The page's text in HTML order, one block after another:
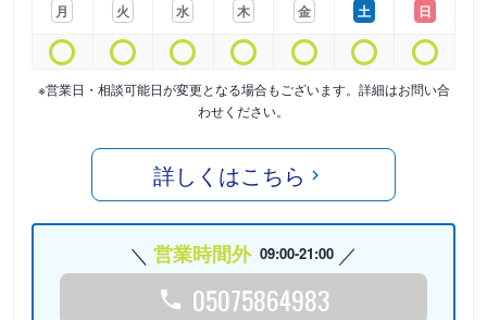
月
火
水
木
金
土
日
※営業日・相談可能日が変更となる場合もございます。詳細はお問い合
わせください。
詳しくはこちら
営業時間外 09:00-21:00
05075864983